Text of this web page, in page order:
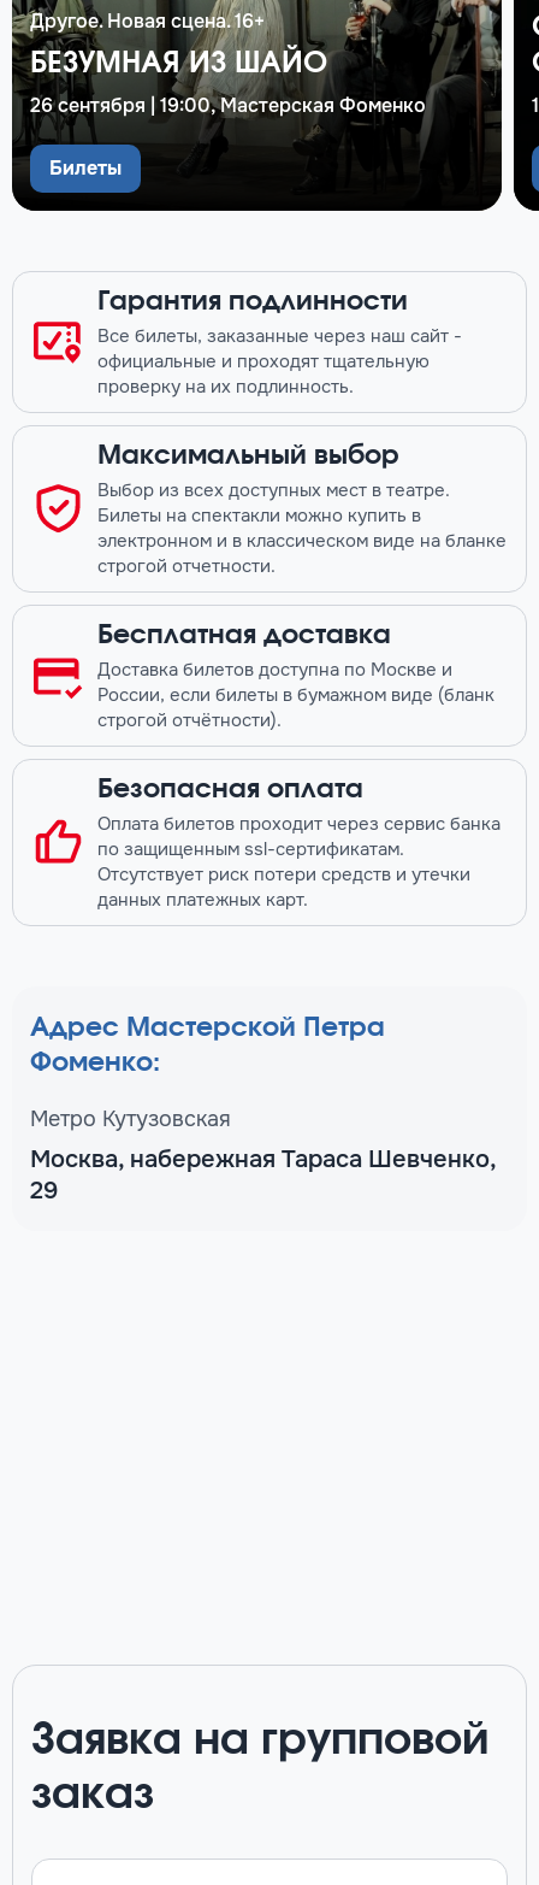
Другое. Новая сцена. 16+
БЕЗУМНАЯ ИЗ ШАЙО
26 сентября | 19:00, Мастерская Фоменко
Билеты
Гарантия подлинности
Все билеты, заказанные через наш сайт -
официальные и проходят тщательную
проверку на их подлинность.
Максимальный выбор
Выбор из всех доступных мест в театре.
Билеты на спектакли можно купить в
электронном и в классическом виде на бланке
строгой отчетности.
Бесплатная доставка
Доставка билетов доступна по Москве и
России, если билеты в бумажном виде (бланк
строгой отчётности).
Безопасная оплата
Оплата билетов проходит через сервис банка
по защищенным ssl-сертификатам.
Отсутствует риск потери средств и утечки
данных платежных карт.
Адрес Мастерской Петра
Фоменко:
Метро Кутузовская
Москва, набережная Тараса Шевченко,
29
Заявка на групповой
заказ